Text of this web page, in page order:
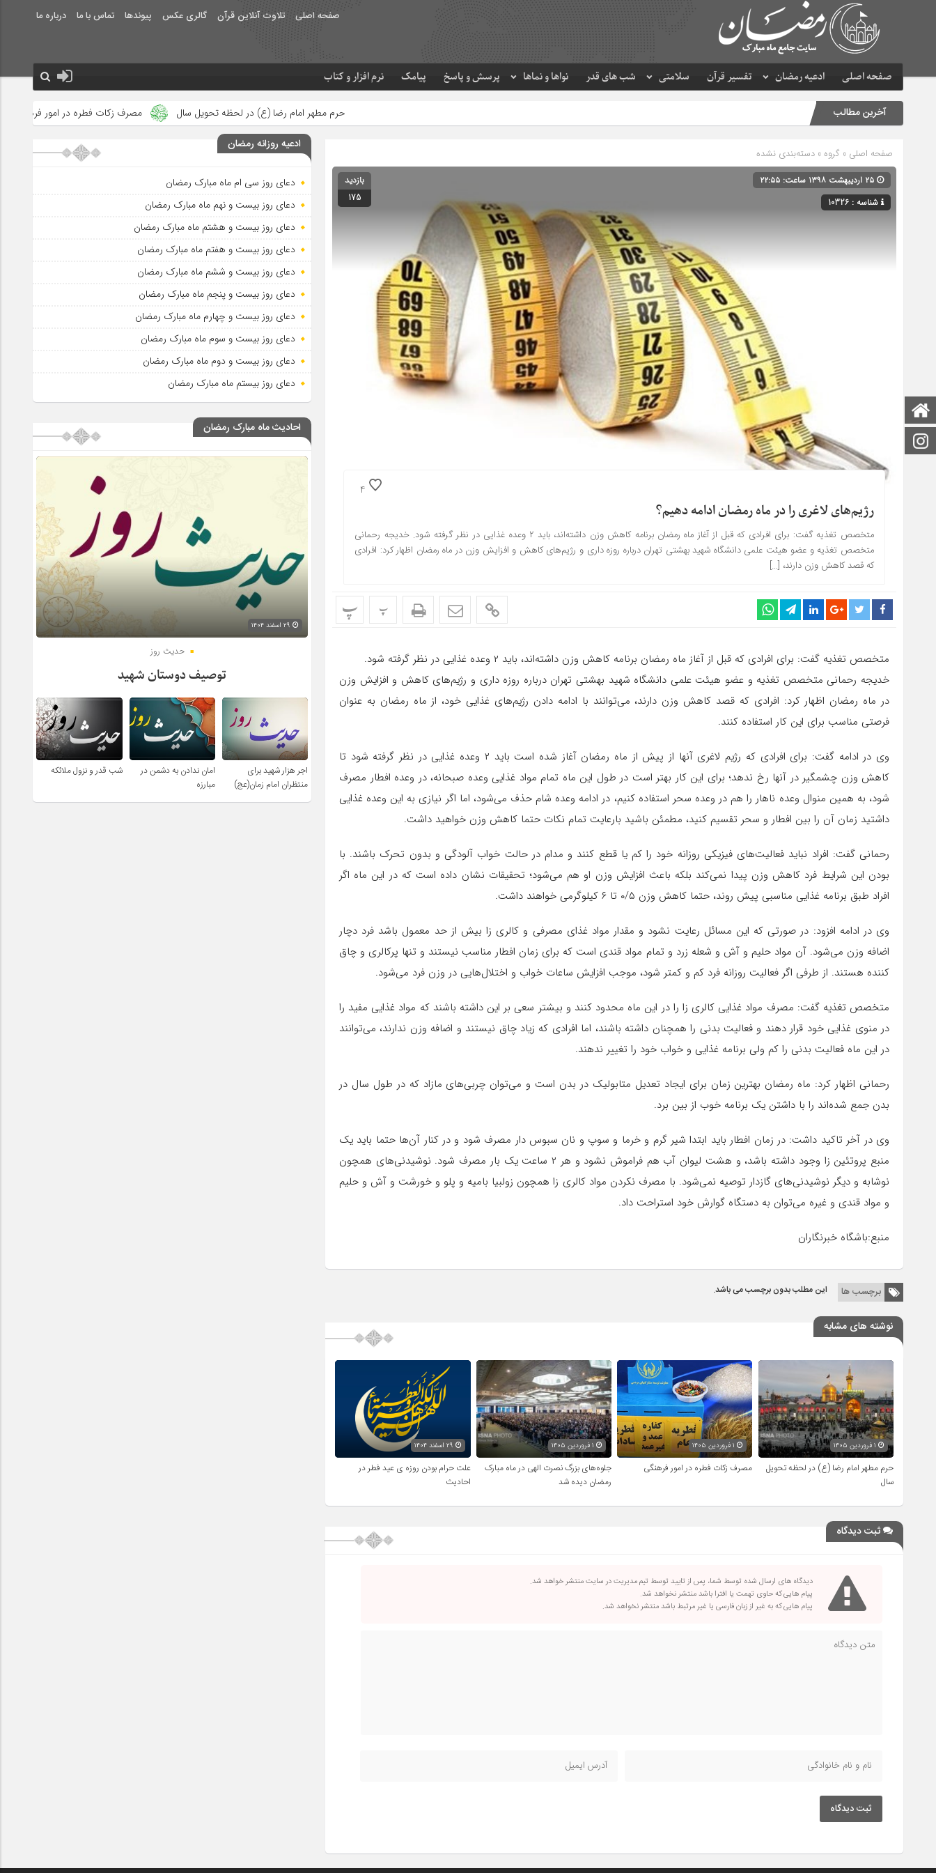
صفحه اصلی تلاوت آنلاین قرآن گالری عکس پیوندها تماس با ما درباره ما
صفحه اصلی ادعیه رمضان تفسیر قرآن سلامتی شب های قدر نواها و نماها پرسش و پاسخ پیامک نرم افزار و کتاب
آخرین مطالب حرم مطهر امام رضا (ع) در لحظه تحویل سال مصرف زکات فطره در امور فرهنگی جلوه‌های بزرگ
صفحه اصلی » گروه » دسته‌بندی نشده
شناسه : 10326
بازدید
175
4
رژیم‌های لاغری را در ماه رمضان ادامه دهیم؟
متخصص تغذیه گفت: برای افرادی که قبل از آغاز ماه رمضان برنامه کاهش وزن داشته‌اند، باید ۲ وعده غذایی در نظر گرفته شود. خدیجه رحمانی
متخصص تغذیه و عضو هیئت علمی دانشگاه شهید بهشتی تهران درباره روزه داری و رژیم‌های کاهش و افزایش وزن در ماه رمضان اظهار کرد: افرادی
که قصد کاهش وزن دارند، […]
پ پ
متخصص تغذیه گفت: برای افرادی که قبل از آغاز ماه رمضان برنامه کاهش وزن داشته‌اند، باید ۲ وعده غذایی در نظر گرفته شود.
خدیجه رحمانی متخصص تغذیه و عضو هیئت علمی دانشگاه شهید بهشتی تهران درباره روزه داری و رژیم‌های کاهش و افزایش وزن
در ماه رمضان اظهار کرد: افرادی که قصد کاهش وزن دارند، می‌توانند با ادامه دادن رژیم‌های غذایی خود، از ماه رمضان به عنوان
فرصتی مناسب برای این کار استفاده کنند.
وی در ادامه گفت: برای افرادی که رژیم لاغری آنها از پیش از ماه رمضان آغاز شده است باید ۲ وعده غذایی در نظر گرفته شود تا
کاهش وزن چشمگیر در آنها رخ ندهد؛ برای این کار بهتر است در طول این ماه تمام مواد غذایی وعده صبحانه، در وعده افطار مصرف
شود، به همین منوال وعده ناهار را هم در وعده سحر استفاده کنیم، در ادامه وعده شام حذف می‌شود، اما اگر نیازی به این وعده غذایی
داشتید زمان آن را بین افطار و سحر تقسیم کنید، مطمئن باشید بارعایت تمام نکات حتما کاهش وزن خواهید داشت.
رحمانی گفت: افرا‌د نباید فعالیت‌های فیزیکی روزانه خود را کم یا قطع کنند و مدام در حالت خواب آلودگی و بدون تحرک باشند. با
بودن این شرایط فرد کاهش وزن پیدا نمی‌کند بلکه باعث افزایش وزن او هم می‌شود؛ تحقیقات نشان داده است که در این ماه اگر
افراد طبق برنامه غذایی مناسبی پیش روند، حتما کاهش وزن ۰/۵ تا ۶ کیلوگرمی خواهند داشت.
وی در ادامه افزود: در صورتی که این مسائل رعایت نشود و مقدار مواد غذای مصرفی و کالری زا بیش از حد معمول باشد فرد دچار
اضافه وزن می‌شود. آن مواد حلیم و آش و شعله زرد و تمام مواد قندی است که برای زمان افطار مناسب نیستند و تنها پرکالری و چاق
کننده هستند. از طرفی اگر فعالیت روزانه فرد کم و کمتر شود، موجب افزایش ساعات خواب و اختلال‌هایی در وزن فرد می‌شود.
متخصص تغذیه گفت: مصرف مواد غذایی کالری زا را در این ماه محدود کنند و بیشتر سعی بر این داشته باشند که مواد غذایی مفید را
در منوی غذایی خود قرار دهند و فعالیت بدنی را همچنان داشته باشند، اما افرادی که زیاد چاق نیستند و اضافه وزن ندارند، می‌توانند
در این ماه فعالیت بدنی را کم ولی برنامه غذایی و خواب خود را تغییر ندهند.
رحمانی اظهار کرد: ماه رمضان بهترین زمان برای ایجاد تعدیل متابولیک در بدن است و می‌توان چربی‌های مازاد که در طول سال در
بدن جمع شده‌اند را با داشتن یک برنامه خوب از بین برد.
وی در آخر تاکید داشت: در زمان افطار باید ابتدا شیر گرم و خرما و سوپ و نان سبوس دار مصرف شود و در کنار آن‌ها حتما باید یک
منبع پروتئین زا وجود داشته باشد، و هشت لیوان آب هم فراموش نشود و هر ۲ ساعت یک بار مصرف شود. نوشیدنی‌های همچون
نوشابه و دیگر نوشیدنی‌های گازدار توصیه نمی‌شود. با مصرف نکردن مواد کالری زا همچون زولبیا بامیه و پلو و خورشت و آش و حلیم
و مواد قندی و غیره می‌توان به دستگاه گوارش خود استراحت داد.
منبع:باشگاه خبرنگاران
برچسب ها این مطلب بدون برچسب می باشد.
نوشته های مشابه
حرم مطهر امام رضا (ع) در لحظه تحویل
سال
۱ فروردین ۱۴۰۵
مصرف زکات فطره در امور فرهنگی
جلوه‌های بزرگ نصرت الهی در ماه مبارک
رمضان دیده شد
علت حرام بودن روزه ی عید فطر در
احادیث
ثبت دیدگاه
دیدگاه های ارسال شده توسط شما، پس از تایید توسط تیم مدیریت در سایت منتشر خواهد شد.
پیام هایی که حاوی تهمت یا افترا باشد منتشر نخواهد شد.
پیام هایی که به غیر از زبان فارسی یا غیر مرتبط باشد منتشر نخواهد شد.
ثبت دیدگاه
ادعیه روزانه رمضان
دعای روز سی ام ماه مبارک رمضان
دعای روز بیست و نهم ماه مبارک رمضان
دعای روز بیست و هشتم ماه مبارک رمضان
دعای روز بیست و هفتم ماه مبارک رمضان
دعای روز بیست و ششم ماه مبارک رمضان
دعای روز بیست و پنجم ماه مبارک رمضان
دعای روز بیست و چهارم ماه مبارک رمضان
دعای روز بیست و سوم ماه مبارک رمضان
دعای روز بیست و دوم ماه مبارک رمضان
دعای روز بیستم ماه مبارک رمضان
احادیث ماه مبارک رمضان
حدیث روز
توصیف دوستان شهید
اجر هزار شهید برای
منتظران امام زمان(عج)
امان ندادن به دشمن در
مبارزه
شب قدر و نزول ملائکه